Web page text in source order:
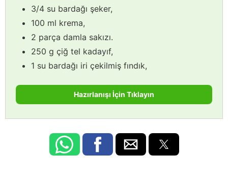
3/4 su bardağı şeker,
100 ml krema,
2 parça damla sakızı.
250 g çiğ tel kadayıf,
1 su bardağı iri çekilmiş fındık,
Hazırlanışı İçin Tıklayın